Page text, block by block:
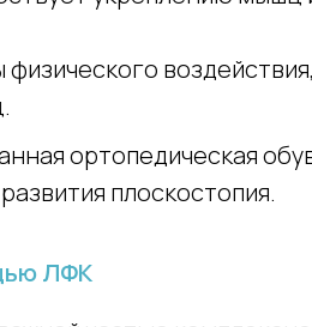
ортопедическая
плоскостопия.
ЛФК